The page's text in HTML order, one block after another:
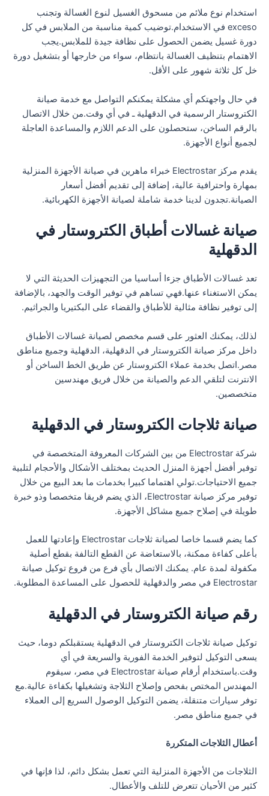
استخدام نوع ملائم من مسحوق الغسيل لنوع الغسالة وتجنب
exceso في الاستخدام.توضيب كمية مناسبة من الملابس في كل
دورة غسيل يضمن الحصول على نظافة جيدة للملابس.يجب
الاهتمام بتنظيف الغسالة بانتظام، سواء من خارجها أو بتشغيل دورة
خل كل ثلاثة شهور على الأقل.
في حال واجهتكم أي مشكلة يمكنكم التواصل مع خدمة صيانة
الكتروستار الرسمية في الدقهلية ـ في أي وقت.من خلال الاتصال
بالرقم الساخن، ستحصلون على الدعم اللازم والمساعدة العاجلة
لجميع أنواع الأجهزة.
يقدم مركز Electrostar خبراء ماهرين في صيانة الأجهزة المنزلية
بمهارة واحترافية عالية، إضافة إلى تقديم أفضل أسعار
الصيانة.تجدون لدينا خدمة شاملة لصيانة الأجهزة الكهربائية.
صيانة غسالات أطباق الكتروستار في
الدقهلية
تعد غسالات الأطباق جزءا أساسيا من التجهيزات الحديثة التي لا
يمكن الاستغناء عنها.فهي تساهم في توفير الوقت والجهد، بالإضافة
إلى توفير نظافة مثالية للأطباق والقضاء على البكتيريا والجراثيم.
لذلك، يمكنك العثور على قسم مخصص لصيانة غسالات الأطباق
داخل مركز صيانة الكتروستار في الدقهلية، الدقهلية وجميع مناطق
مصر.اتصل بخدمة عملاء الكتروستار عن طريق الخط الساخن أو
الانترنت لتلقي الدعم والصيانة من خلال فريق مهندسين
متخصصين.
صيانة ثلاجات الكتروستار في الدقهلية
شركة Electrostar من بين الشركات المعروفة المتخصصة في
توفير أفضل أجهزة المنزل الحديث بمختلف الأشكال والأحجام لتلبية
جميع الاحتياجات.تولي اهتماما كبيرا بخدمات ما بعد البيع من خلال
توفير مركز صيانة Electrostar، الذي يضم فريقا متخصصا وذو خبرة
طويلة في إصلاح جميع مشاكل الأجهزة.
كما يضم قسما خاصا لصيانة ثلاجات Electrostar وإعادتها للعمل
بأعلى كفاءة ممكنة، بالاستعاضة عن القطع التالفة بقطع أصلية
مكفولة لمدة عام. يمكنك الاتصال بأي فرع من فروع توكيل صيانة
Electrostar في مصر والدقهلية للحصول على المساعدة المطلوبة.
رقم صيانة الكتروستار في الدقهلية
توكيل صيانة ثلاجات الكتروستار في الدقهلية يستقبلكم دوما، حيث
يسعى التوكيل لتوفير الخدمة الفورية والسريعة في أي
وقت.باستخدام أرقام صيانة Electrostar في مصر، سيقوم
المهندس المختص بفحص وإصلاح الثلاجة وتشغيلها بكفاءة عالية.مع
توفر سيارات متنقلة، يضمن التوكيل الوصول السريع إلى العملاء
في جميع مناطق مصر.
أعطال الثلاجات المتكررة
الثلاجات من الأجهزة المنزلية التي تعمل بشكل دائم، لذا فإنها في
كثير من الأحيان تتعرض للتلف والأعطال.